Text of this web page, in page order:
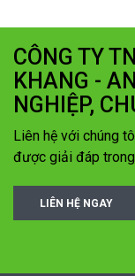
CÔNG TY
KHANG -
NGHIỆP,
Liên hệ với chúng
được giải đáp
LIÊN HỆ NGAY